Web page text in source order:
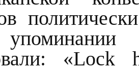
«Lock